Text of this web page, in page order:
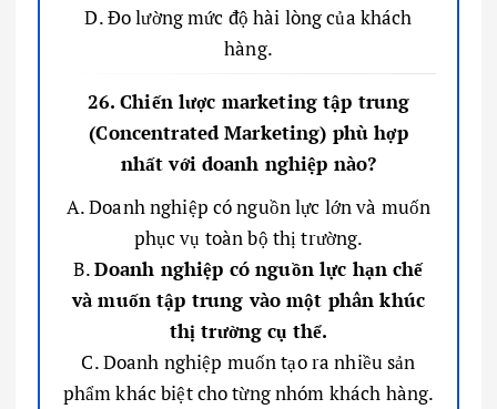
D. Đo lường mức độ hài lòng của khách
hàng.
26. Chiến lược marketing tập trung
(Concentrated Marketing) phù hợp
nhất với doanh nghiệp nào?
A. Doanh nghiệp có nguồn lực lớn và muốn
phục vụ toàn bộ thị trường.
B.Doanh nghiệp có nguồn lực hạn chế
và muốn tập trung vào một phân khúc
thị trường cụ thể.
C. Doanh nghiệp muốn tạo ra nhiều sản
phẩm khác biệt cho từng nhóm khách hàng.